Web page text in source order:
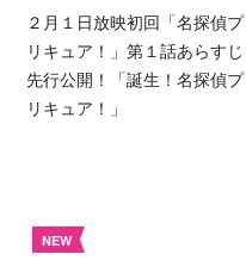
２月１日放映初回「名探偵プ
リキュア！」第１話あらすじ
先行公開！「誕生！名探偵プ
リキュア！」
NEW